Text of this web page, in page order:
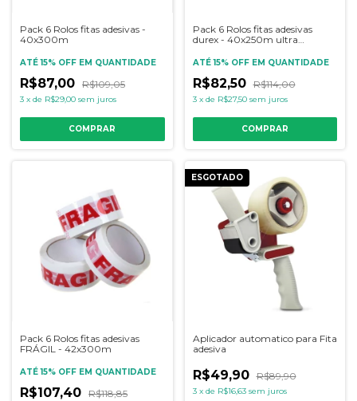
Pack 6 Rolos fitas adesivas -
40x300m
ATÉ 15% OFF EM QUANTIDADE
R$87,00 R$109,05
3 x de R$29,00 sem juros
COMPRAR
Pack 6 Rolos fitas adesivas
durex - 40x250m ultra
ATÉ 15% OFF EM QUANTIDADE
R$82,50 R$114,00
3 x de R$27,50 sem juros
COMPRAR
Pack 6 Rolos fitas adesivas
FRÁGIL - 42x300m
ATÉ 15% OFF EM QUANTIDADE
R$107,40 R$118,85
ESGOTADO
Aplicador automatico para Fita
adesiva
R$49,90 R$89,90
3 x de R$16,63 sem juros